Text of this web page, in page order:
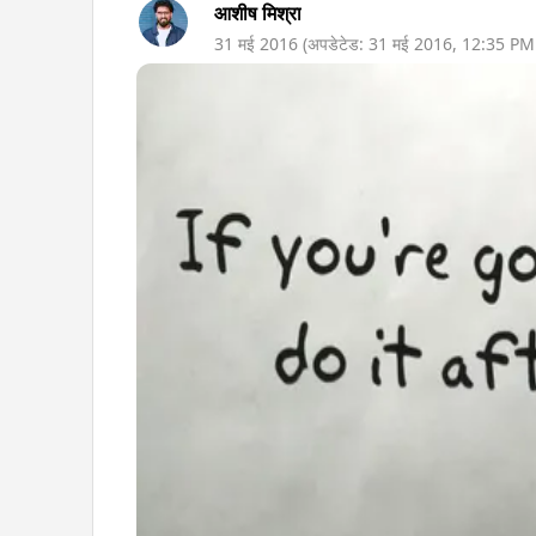
आशीष मिश्रा
31 मई 2016 (अपडेटेड: 31 मई 2016, 12:35 PM